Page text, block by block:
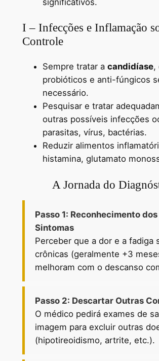
significativos.
I – Infecções e Inflamação
Controle
Sempre tratar a candidíase,
probióticos e anti-fúngicos
necessário.
Pesquisar e tratar
outras possíveis infecções
parasitas, vírus, bactérias.
Reduzir alimentos
histamina, glutamato
A Jornada do
Passo 1: Reconhecimento dos
Sintomas
Perceber que a dor e a fadiga
crônicas (geralmente +3
melhoram com o descanso
Passo 2: Descartar Outras
O médico pedirá exames de
imagem para excluir outras
(hipotireoidismo, artrite, etc.).